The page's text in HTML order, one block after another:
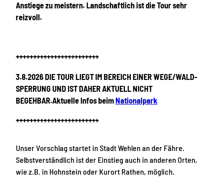
Anstiege zu meistern. Landschaftlich ist die Tour sehr
reizvoll.
++++++++++++++++++++++++
3.8.2026 DIE TOUR LIEGT IM BEREICH EINER WEGE/WALD-
SPERRUNG UND IST DAHER AKTUELL NICHT
BEGEHBAR.Aktuelle Infos beimNationalpark
++++++++++++++++++++++++
Unser Vorschlag startet in Stadt Wehlen an der Fähre.
Selbstverständlich ist der Einstieg auch in anderen Orten,
wie z.B. in Hohnstein oder Kurort Rathen, möglich.